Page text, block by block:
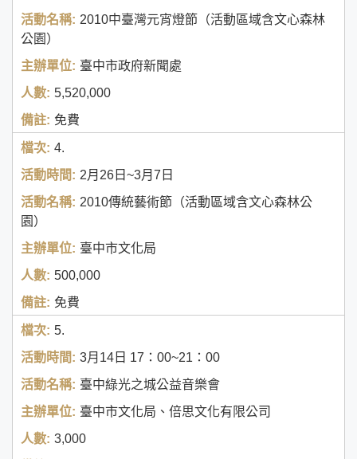
2010中臺灣元宵燈節（活動區域含文心森林
公園）
臺中市政府新聞處
5,520,000
免費
4.
2月26日~3月7日
2010傳統藝術節（活動區域含文心森林公
園）
臺中市文化局
500,000
免費
5.
3月14日 17：00~21：00
臺中綠光之城公益音樂會
臺中市文化局、倍思文化有限公司
3,000